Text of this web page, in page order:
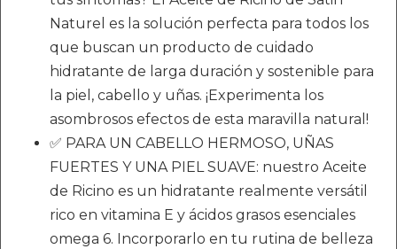
Naturel es la solución perfecta para todos los
que buscan un producto de cuidado
hidratante de larga duración y sostenible para
la piel, cabello y uñas. ¡Experimenta los
asombrosos efectos de esta maravilla natural!
✅ PARA UN CABELLO HERMOSO, UÑAS
FUERTES Y UNA PIEL SUAVE: nuestro Aceite
de Ricino es un hidratante realmente versátil
rico en vitamina E y ácidos grasos esenciales
omega 6. Incorporarlo en tu rutina de belleza